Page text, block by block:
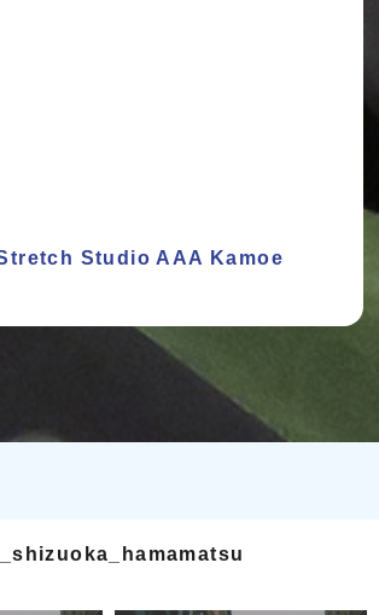
Studio AAA Kamoe